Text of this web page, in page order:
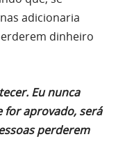
adicionaria
dinheiro
Eu nunca
for aprovado, será
perderem